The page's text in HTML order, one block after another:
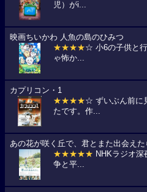
児）がi...
映画ちいかわ 人魚の島のひみつ
★★★★☆ 小6の子供と
ゃ怖か...
カプリコン・1
★★★★☆ ずいぶん前に
たです。作...
あの花が咲く丘で、君とまた出会えた
★★★★★ NHKラジオ
争と平...